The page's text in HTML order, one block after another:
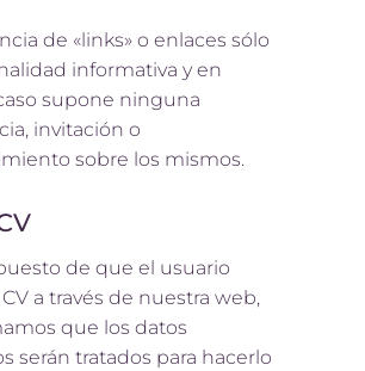
de «links» o enlaces sólo
informativa y en
supone ninguna
invitación o
sobre los mismos.
de que el usuario
a través de nuestra web,
que los datos
serán tratados para hacerlo